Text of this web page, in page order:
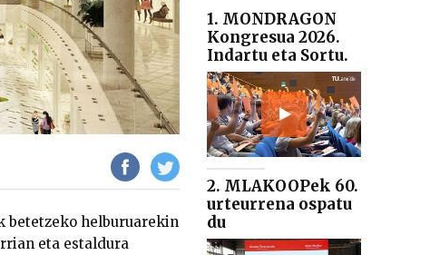
betetzeko helburuarekin
eta estaldura
1. MONDRAGON
Kongresua 2026.
Indartu eta Sortu.
2. MLAKOOPek 60.
urteurrena ospatu
du